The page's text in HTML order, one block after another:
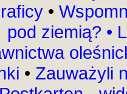
•
pod ziemią? •
• Zauważyli